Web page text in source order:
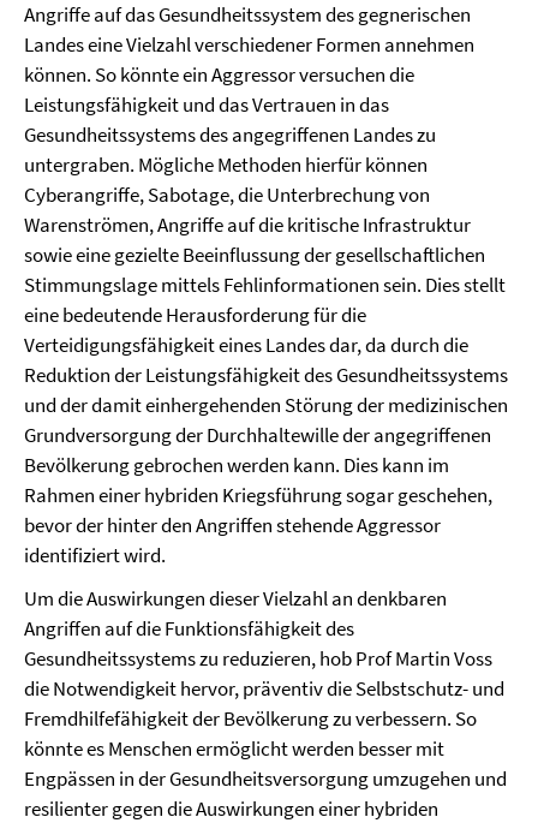
Angriffe auf das Gesundheitssystem des gegnerischen
Landes eine Vielzahl verschiedener Formen annehmen
können. So könnte ein Aggressor versuchen die
Leistungsfähigkeit und das Vertrauen in das
Gesundheitssystems des angegriffenen Landes zu
untergraben. Mögliche Methoden hierfür können
Cyberangriffe, Sabotage, die Unterbrechung von
Warenströmen, Angriffe auf die kritische Infrastruktur
sowie eine gezielte Beeinflussung der gesellschaftlichen
Stimmungslage mittels Fehlinformationen sein. Dies stellt
eine bedeutende Herausforderung für die
Verteidigungsfähigkeit eines Landes dar, da durch die
Reduktion der Leistungsfähigkeit des Gesundheitssystems
und der damit einhergehenden Störung der medizinischen
Grundversorgung der Durchhaltewille der angegriffenen
Bevölkerung gebrochen werden kann. Dies kann im
Rahmen einer hybriden Kriegsführung sogar geschehen,
bevor der hinter den Angriffen stehende Aggressor
identifiziert wird.
Um die Auswirkungen dieser Vielzahl an denkbaren
Angriffen auf die Funktionsfähigkeit des
Gesundheitssystems zu reduzieren, hob Prof Martin Voss
die Notwendigkeit hervor, präventiv die Selbstschutz- und
Fremdhilfefähigkeit der Bevölkerung zu verbessern. So
könnte es Menschen ermöglicht werden besser mit
Engpässen in der Gesundheitsversorgung umzugehen und
resilienter gegen die Auswirkungen einer hybriden